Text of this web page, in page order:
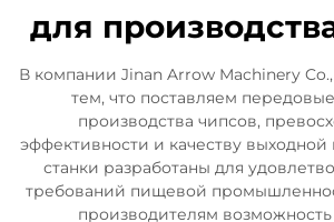
для
В компании Jinan Arrow Machinery
тем, что поставляем
производства чипсов,
эффективности и качеству
станки разработаны для
требований пищевой
производителям возможность